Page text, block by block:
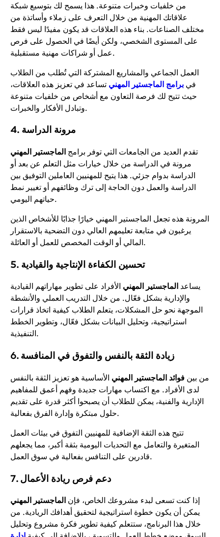
من خلفيات وخبرات متنوعة. هذا يسمح لك بتوسيع شبكة
علاقاتك المهنية من خلال التعرف على زملاء وأساتذة من
مختلف الصناعات. بناء هذه العلاقات قد يكون مفيدًا ليس فقط
على المستوى الشخصي، ولكن أيضًا في الحصول على فرص
عمل أو شراكات مهنية مستقبلية.
العمل الجماعي والمشاريع المشتركة التي تُطلب من الطلاب
في برامج الماجستير المهني تساعد في تعزيز هذه العلاقات،
حيث تتيح لك فرصة التعاون مع أشخاص من خلفيات متنوعة
وتبادل الأفكار والخبرات.
4. مرونة الدراسة
تقدم العديد من الجامعات التي توفر برامج الماجستير المهني
مرونة في الدراسة من خلال خيارات مثل التعلم عن بعد أو
الدراسة بدوام جزئي. هذا يتيح للمهنيين العاملين التوفيق بين
الدراسة والعمل دون الحاجة إلى ترك وظائفهم أو تغيير نمط
حياتهم اليومي.
المرونة هذه تجعل الماجستير المهني خيارًا جذابًا للأشخاص الذين
يرغبون في متابعة تعليمهم العالي دون التضحية بالاستقرار
المالي أو الوقت المخصص للعمل أو العائلة.
5. تحسين الكفاءة الإنتاجية والقيادية
يساعد الماجستير المهني الأفراد على تطوير مهاراتهم القيادية
والإدارية بشكل فعّال. من خلال التدريب العملي والأنشطة
الموجهة نحو حل المشكلات، يتعلم الطلاب كيفية اتخاذ قرارات
استراتيجية، وتحليل البيانات بشكل فعّال، وتطوير الخطط
التنفيذية.
6. زيادة الثقة بالنفس والتفوق في المنافسة
من بين فوائد الماجستير المهني الأساسية هو تعزيز الثقة بالنفس
لدى الأفراد. مع اكتساب مهارات جديدة وفهم أعمق للمفاهيم
الإدارية والفنية، يمكن للطلاب أن يصبحوا أكثر قدرة على تقديم
حلول مبتكرة وإدارة الفرق بفعالية.
تتيح هذه الثقة الإضافية للمهنيين التفوق في بيئات العمل
المتغيرة والتعامل مع التحديات اليومية بثقة أكبر، مما يجعلهم
قادرين على التنافس بفعالية في سوق العمل.
7. دعم فرص ريادة الأعمال
إذا كنت تسعى لبدء مشروعك الخاص، فإن الماجستير المهني
يمكن أن يكون خطوة استراتيجية لتحقيق أهدافك الريادية. من
خلال هذا البرنامج، ستتعلم كيفية تطوير فكرة مشروع وتحليل